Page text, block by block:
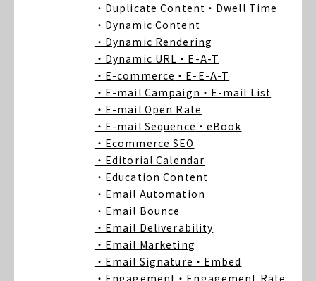
・Duplicate Content ・Dwell Time
・Dynamic Content
・Dynamic Rendering
・Dynamic URL ・E-A-T
・E-commerce ・E-E-A-T
・E-mail Campaign ・E-mail List
・E-mail Open Rate
・E-mail Sequence ・eBook
・Ecommerce SEO
・Editorial Calendar
・Education Content
・Email Automation
・Email Bounce
・Email Deliverability
・Email Marketing
・Email Signature ・Embed
・Engagement ・Engagement Rate